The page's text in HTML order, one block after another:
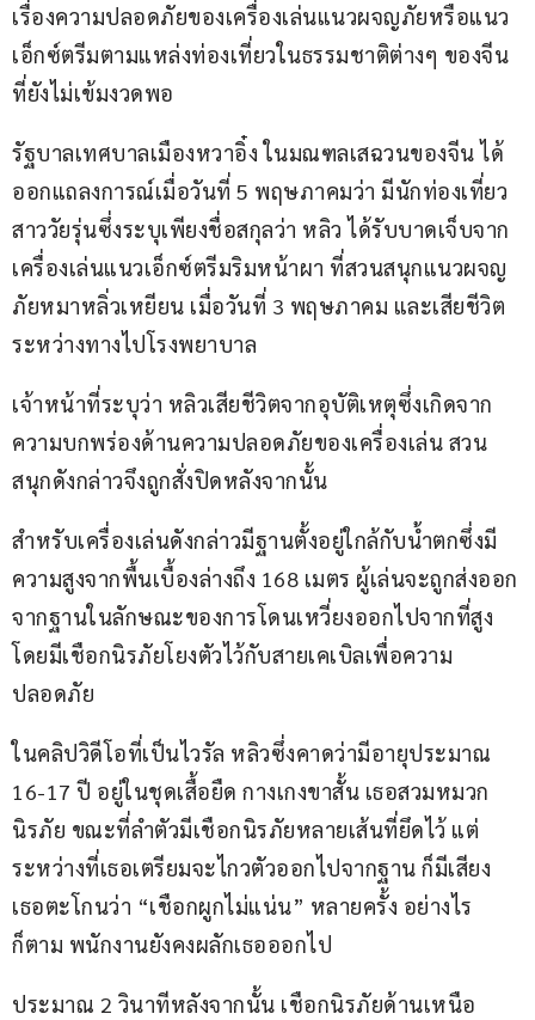
เรื่องความปลอดภัยของเครื่องเล่นแนวผจญภัยหรือแนว
เอ็กซ์ตรีมตามแหล่งท่องเที่ยวในธรรมชาติต่างๆ ของจีน
ที่ยังไม่เข้มงวดพอ
รัฐบาลเทศบาลเมืองหวาอิ๋ง ในมณฑลเสฉวนของจีน ได้
ออกแถลงการณ์เมื่อวันที่ 5 พฤษภาคมว่า มีนักท่องเที่ยว
สาววัยรุ่นซึ่งระบุเพียงชื่อสกุลว่า หลิว ได้รับบาดเจ็บจาก
เครื่องเล่นแนวเอ็กซ์ตรีมริมหน้าผา ที่สวนสนุกแนวผจญ
ภัยหมาหลิ่วเหยียน เมื่อวันที่ 3 พฤษภาคม และเสียชีวิต
ระหว่างทางไปโรงพยาบาล
เจ้าหน้าที่ระบุว่า หลิวเสียชีวิตจากอุบัติเหตุซึ่งเกิดจาก
ความบกพร่องด้านความปลอดภัยของเครื่องเล่น สวน
สนุกดังกล่าวจึงถูกสั่งปิดหลังจากนั้น
สำหรับเครื่องเล่นดังกล่าวมีฐานตั้งอยู่ใกล้กับน้ำตกซึ่งมี
ความสูงจากพื้นเบื้องล่างถึง 168 เมตร ผู้เล่นจะถูกส่งออก
จากฐานในลักษณะของการโดนเหวี่ยงออกไปจากที่สูง
โดยมีเชือกนิรภัยโยงตัวไว้กับสายเคเบิลเพื่อความ
ปลอดภัย
ในคลิปวิดีโอที่เป็นไวรัล หลิวซึ่งคาดว่ามีอายุประมาณ
16-17 ปี อยู่ในชุดเสื้อยืด กางเกงขาสั้น เธอสวมหมวก
นิรภัย ขณะที่ลำตัวมีเชือกนิรภัยหลายเส้นที่ยึดไว้ แต่
ระหว่างที่เธอเตรียมจะไกวตัวออกไปจากฐาน ก็มีเสียง
เธอตะโกนว่า “เชือกผูกไม่แน่น” หลายครั้ง อย่างไร
ก็ตาม พนักงานยังคงผลักเธอออกไป
ประมาณ 2 วินาทีหลังจากนั้น เชือกนิรภัยด้านเหนือ